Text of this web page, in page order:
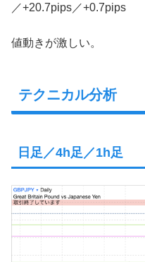
／+20.7pips／+0.7pips
値動きが激しい。
テクニカル分析
日足／4h足／1h足